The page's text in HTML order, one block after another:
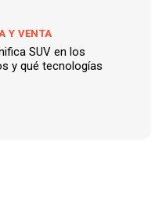
Y VENTA
SUV en los
y qué tecnologías